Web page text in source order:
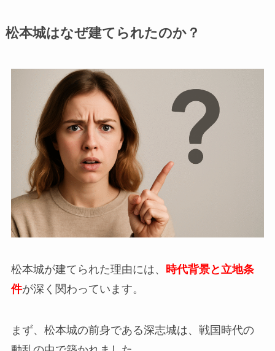
松本城はなぜ建てられたのか？
松本城が建てられた理由には、
時代背景と立地条
件が深く関わっています。
まず、松本城の前身である深志城は、戦国時代の